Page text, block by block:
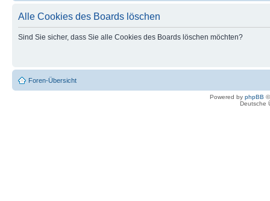
Alle Cookies des Boards löschen
Sind Sie sicher, dass Sie alle Cookies des Boards löschen möchten?
Foren-Übersicht
Powered by phpBB
Deutsche